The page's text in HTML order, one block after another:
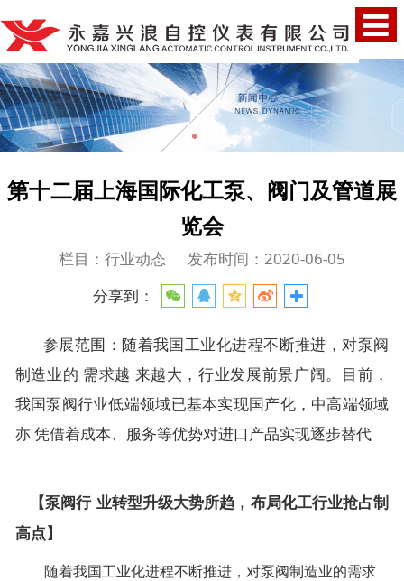
第十二届上海国际化工泵、阀门及管道展
览会
栏目：行业动态
发布时间：2020-06-05
分享到：
参展范围：随着我国工业化进程不断推进，对泵阀
制造业的 需求越 来越大，行业发展前景广阔。目前，
我国泵阀行业低端领域已基本实现国产化，中高端领域
亦 凭借着成本、服务等优势对进口产品实现逐步替代
【泵阀行 业转型升级大势所趋，布局化工行业抢占制
高点 】
随着我国工业化进程不断推进，对泵阀制造业的需求